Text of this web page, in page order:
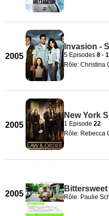
2005
Invasion -
5 Episodes 8 -
Rôle: Christina
2005
New York
1 Episode 22
Rôle: Rebecca
2005 Rôle: Paulie